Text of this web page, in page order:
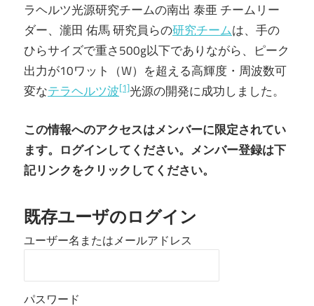
ラヘルツ光源研究チームの南出 泰亜 チームリー
ダー、瀧田 佑馬 研究員らの研究チームは、手の
ひらサイズで重さ500g以下でありながら、ピーク
出力が10ワット（W）を超える高輝度・周波数可
変なテラヘルツ波[1]光源の開発に成功しました。
この情報へのアクセスはメンバーに限定されてい
ます。ログインしてください。メンバー登録は下
記リンクをクリックしてください。
既存ユーザのログイン
ユーザー名またはメールアドレス
パスワード